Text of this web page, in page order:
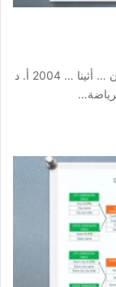
الحلقة السادسة والعشرون الدورة الثامنة والعشرون … أثينا … 2004 أ. د